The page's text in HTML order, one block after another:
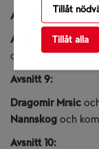
Tillåt
Tillåt alla
Avsnitt 8:
Anna Cramlingoch
och brorOla
Avsnitt 9:
Dragomir Mrsic
Nannskog och
Avsnitt 10: